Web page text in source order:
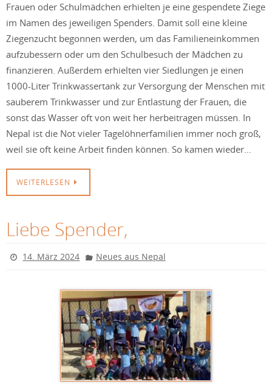
Frauen oder Schulmädchen erhielten je eine gespendete Ziege
im Namen des jeweiligen Spenders. Damit soll eine kleine
Ziegenzucht begonnen werden, um das Familieneinkommen
aufzubessern oder um den Schulbesuch der Mädchen zu
finanzieren. Außerdem erhielten vier Siedlungen je einen
1000-Liter Trinkwassertank zur Versorgung der Menschen mit
sauberem Trinkwasser und zur Entlastung der Frauen, die
sonst das Wasser oft von weit her herbeitragen müssen. In
Nepal ist die Not vieler Tagelöhnerfamilien immer noch groß,
weil sie oft keine Arbeit finden können. So kamen wieder…
WEITERLESEN
Liebe Spender,
14. März 2024 Neues aus Nepal